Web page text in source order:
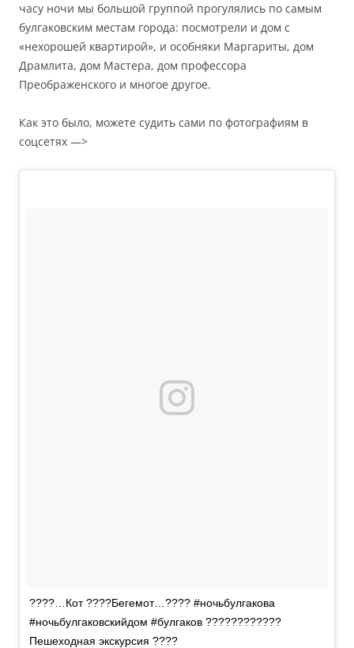
часу ночи мы большой группой прогулялись по самым
булгаковским местам города: посмотрели и дом с
«нехорошей квартирой», и особняки Маргариты, дом
Драмлита, дом Мастера, дом профессора
Преображенского и многое другое.
Как это было, можете судить сами по фотографиям в
соцсетях —>
????…Кот ????Бегемот…???? #ночьбулгакова
#ночьбулгаковскийдом #булгаков ????????????
Пешеходная экскурсия ????